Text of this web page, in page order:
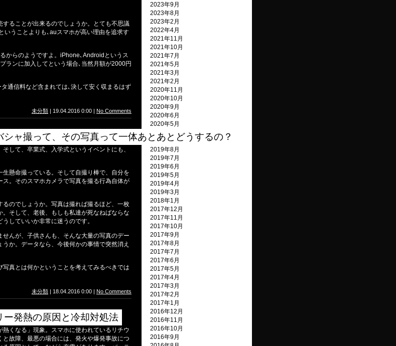
ることが出来るのでしょうか。とても不思議
いうことよりも､auスマホが高い理由を追求す
からのようですよ。iPhone､Androidというス
ランに加入してという場合､当然月額が2000円
通信料など含まれては､決して安く収まるはず
未分類 | 19.04.2016 0:00 | No Comments
ャ撮って、その写真って一体あとあとどうするの？
して、卒業式、入学式というイベントにも、
懸命撮っている。そして自撮り棒で、自分を
。そのスマホカメラで写真を撮る行為自体が
のでしょうか。写真は撮れば撮るほど、一枚
そして、老後、もしも私達が死なねばならな
していいか非常に迷うのです。
んが、子供さんも、そんな大量の写真のデー
か。データなら、今後何かの事情で突然消え
真とは何かということを考えてみるべきでは
未分類 | 18.04.2016 0:00 | No Comments
ー発熱の原因と冷却対処法
くなる」現象。スマホに使われているリチウ
故障、最悪の場合には、発火や爆発事故につ
2023年9月
2023年8月
2023年2月
2022年4月
2021年11月
2021年10月
2021年7月
2021年5月
2021年3月
2021年2月
2020年11月
2020年10月
2020年9月
2020年6月
2020年5月
2020年1月
2019年12月
2019年8月
2019年7月
2019年6月
2019年5月
2019年4月
2019年3月
2018年1月
2017年12月
2017年11月
2017年10月
2017年9月
2017年8月
2017年7月
2017年6月
2017年5月
2017年4月
2017年3月
2017年2月
2017年1月
2016年12月
2016年11月
2016年10月
2016年9月